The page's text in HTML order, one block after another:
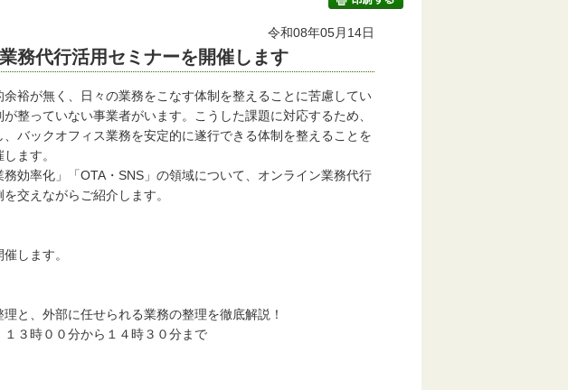
印刷する
令和08年05月14日
務代行活用セミナーを開催します
裕が無く、日々の業務をこなす体制を整えることに苦慮してい
整っていない事業者がいます。こうした課題に対応するため、
バックオフィス業務を安定的に遂行できる体制を整えることを
ます。
効率化」「OTA・SNS」の領域について、オンライン業務代行
交えながらご紹介します。
します。
部に任せられる業務の整理を徹底解説！
時００分から１４時３０分まで